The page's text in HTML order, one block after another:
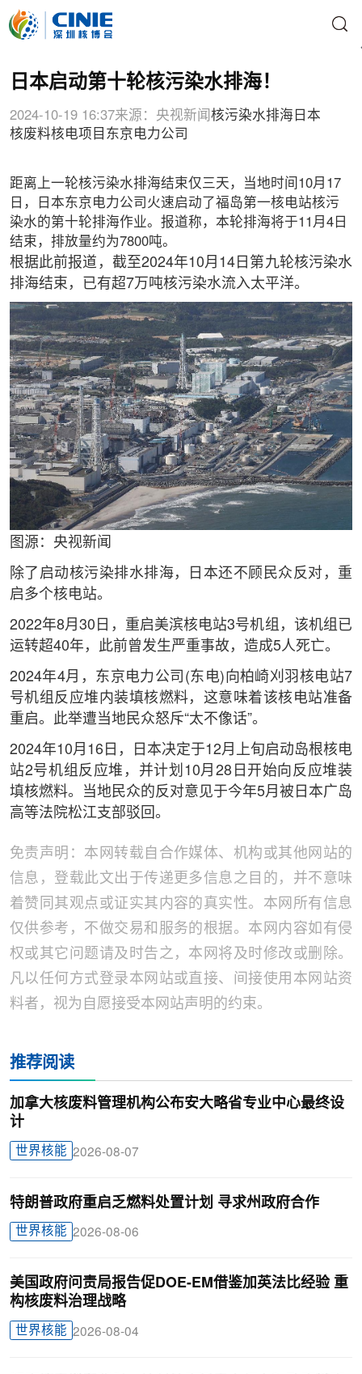
日本启动第十轮核污染水排海！
2024-10-19 16:37来源：央视新闻 核污染水排海 日本
核废料核电项目 东京电力公司
距离上一轮核污染水排海结束仅三天，当地时间10月17
日，日本东京电力公司火速启动了福岛第一核电站核污
染水的第十轮排海作业。报道称，本轮排海将于11月4日
结束，排放量约为7800吨。
根据此前报道，截至2024年10月14日第九轮核污染水
排海结束，已有超7万吨核污染水流入太平洋。
图源：央视新闻
除了启动核污染排水排海，日本还不顾民众反对，重
启多个核电站。
2022年8月30日，重启美滨核电站3号机组，该机组已
运转超40年，此前曾发生严重事故，造成5人死亡。
2024年4月，东京电力公司(东电)向柏崎刈羽核电站7
号机组反应堆内装填核燃料，这意味着该核电站准备
重启。此举遭当地民众怒斥“太不像话”。
2024年10月16日，日本决定于12月上旬启动岛根核电
站2号机组反应堆，并计划10月28日开始向反应堆装
填核燃料。当地民众的反对意见于今年5月被日本广岛
高等法院松江支部驳回。
免责声明：本网转载自合作媒体、机构或其他网站的
信息，登载此文出于传递更多信息之目的，并不意味
着赞同其观点或证实其内容的真实性。本网所有信息
仅供参考，不做交易和服务的根据。本网内容如有侵
权或其它问题请及时告之，本网将及时修改或删除。
凡以任何方式登录本网站或直接、间接使用本网站资
料者，视为自愿接受本网站声明的约束。
推荐阅读
加拿大核废料管理机构公布安大略省专业中心最终设
计
世界核能 2026-08-07
特朗普政府重启乏燃料处置计划 寻求州政府合作
世界核能 2026-08-06
美国政府问责局报告促DOE-EM借鉴加英法比经验 重
构核废料治理战略
世界核能 2026-08-04